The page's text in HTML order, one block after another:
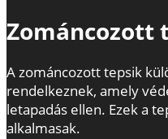
Zománcozott
A zománcozott tepsik
rendelkeznek, amely
letapadás ellen. Ezek a
alkalmasak.